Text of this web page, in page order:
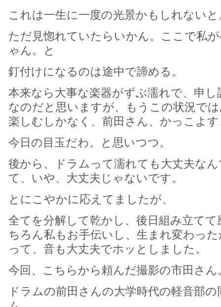
これは一生に一度の光景かもしれない
ただ見惚れていたらいかん。ここで私
ゃん。と
釘付けになるのは途中で諦める。
本来なら大事な楽器がずぶ濡れで、申
なのだと思いますが、もうこの状況で
楽しむしかなく、前田さん、かっこよ
今日の目玉だわ。と思いつつ。
後から、ドラムって濡れても大丈夫な
て、いや、大丈夫じゃないです。
とにこやかに応えてましたが、
全てを分解して乾かし、後日組み立て
ちろん私もお手伝いし、生まれ変わっ
って、音も大丈夫でホッとしました。
今回、こちらから頼んだ撮影の市田さん
ドラムの前田さんの大学時代の軽音部